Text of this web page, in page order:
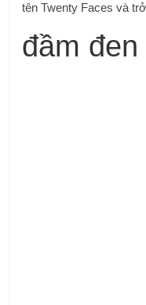
tên Twenty Faces và
đầm đen